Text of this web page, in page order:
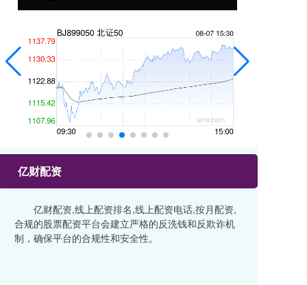
亿财配资
亿财配资,线上配资排名,线上配资电话,按月配资,
合规的股票配资平台会建立严格的反洗钱和反欺诈机
制，确保平台的合规性和安全性。